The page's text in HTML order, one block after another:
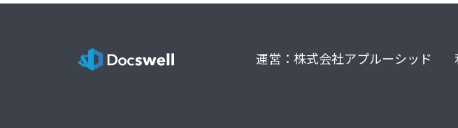
運営：株式会社アプルーシッド